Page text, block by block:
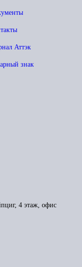
Аттэк
знак
4 этаж, офис